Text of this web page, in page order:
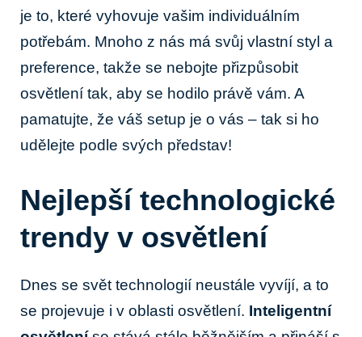
je to, které vyhovuje vašim individuálním
potřebám. Mnoho z nás má svůj vlastní styl a
preference, takže se nebojte přizpůsobit
osvětlení tak, aby se hodilo právě vám. A
pamatujte, že váš setup je o vás – tak si ho
udělejte podle svých představ!
Nejlepší technologické
trendy v osvětlení
Dnes se svět technologií neustále vyvíjí, a to
se projevuje i v oblasti osvětlení. Inteligentní